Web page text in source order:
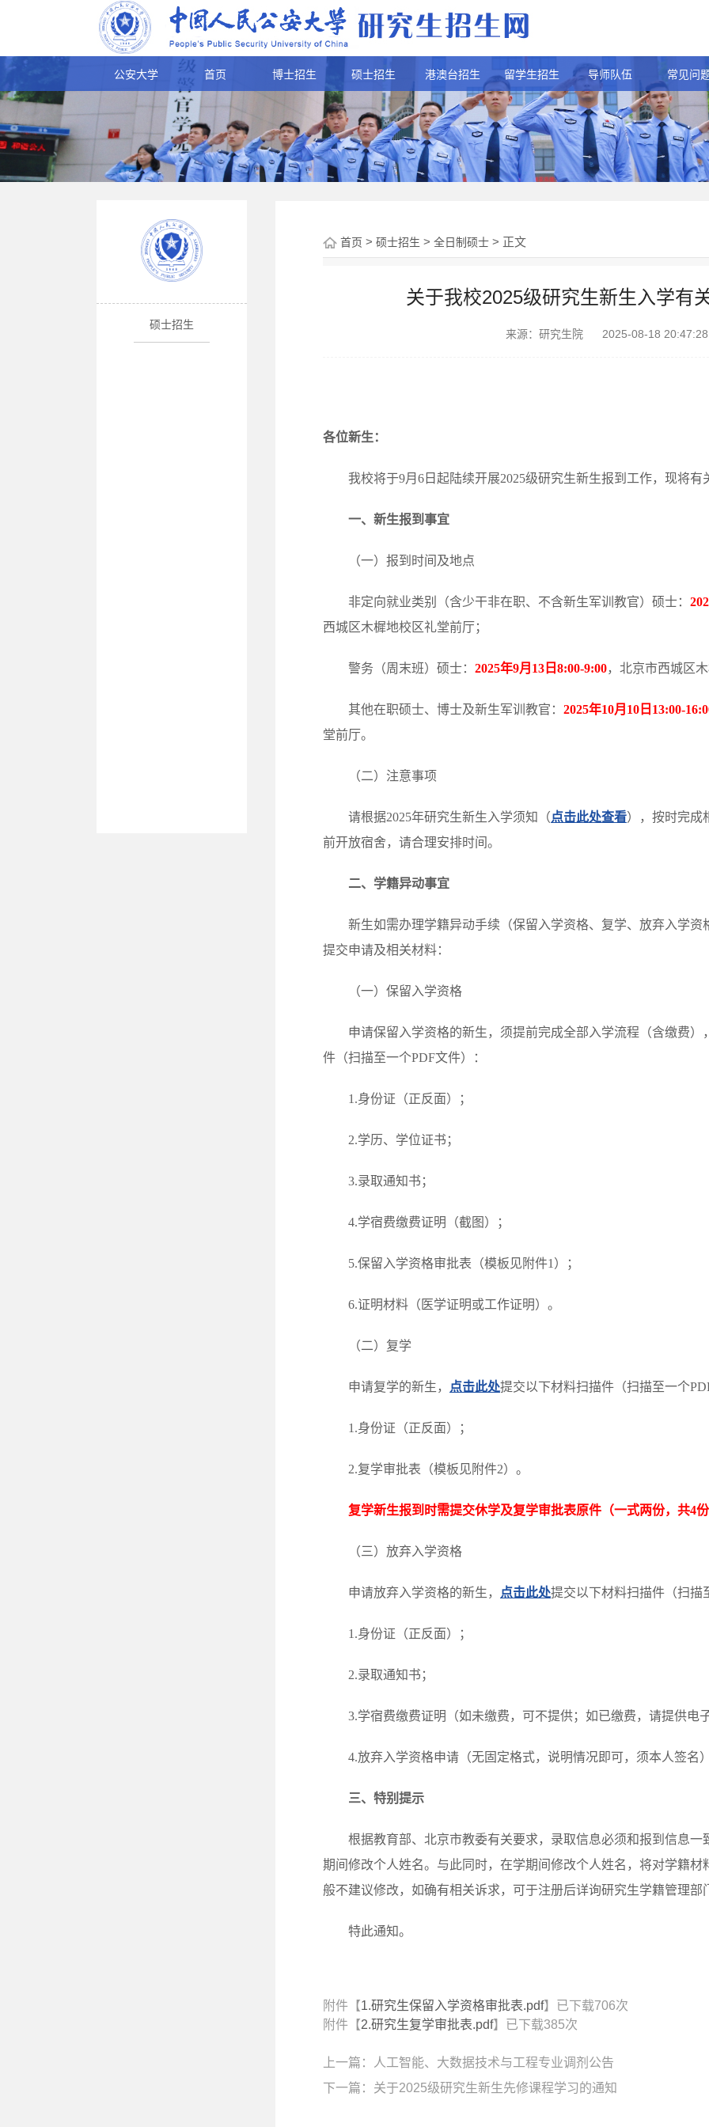
公安大学 首页 博士招生 硕士招生 港澳台招生 留学生招生 导师队伍 常见问
硕士招生
首页 > 硕士招生 > 全日制硕士 > 正文
关于我校2025级研究生新生入学有
来源：研究生院 2025-08-18 20:47:28
各位新生：
我校将于9月6日起陆续开展2025级研究生新生报到工作，现将有
一、新生报到事宜
（一）报到时间及地点
非定向就业类别（含少干非在职、不含新生军训教官）硕士：
西城区木樨地校区礼堂前厅；
警务（周末班）硕士： 2025年9月13日8:00-9:00，北京市西城区
其他在职硕士、博士及新生军训教官： 2025年10月10日13:00-
堂前厅。
（二）注意事项
请根据2025年研究生新生入学须知（点击此处查看），按时完成
前开放宿舍，请合理安排时间。
二、学籍异动事宜
新生如需办理学籍异动手续（保留入学资格、复学、放弃入学资
提交申请及相关材料：
（一）保留入学资格
申请保留入学资格的新生，须提前完成全部入学流程（含缴费）
件（扫描至一个PDF文件）：
1.身份证（正反面）；
2.学历、学位证书；
3.录取通知书；
4.学宿费缴费证明（截图）；
5.保留入学资格审批表（模板见附件1）；
6.证明材料（医学证明或工作证明）。
（二）复学
申请复学的新生， 点击此处提交以下材料扫描件（扫描至一个
1.身份证（正反面）；
2.复学审批表（模板见附件2）。
复学新生报到时需提交休学及复学审批表原件 （一式两份，共4份
（三）放弃入学资格
申请放弃入学资格的新生， 点击此处提交以下材料扫描件（扫描
1.身份证（正反面）；
2.录取通知书；
3.学宿费缴费证明（如未缴费，可不提供；如已缴费，请提供电
4.放弃入学资格申请（无固定格式，说明情况即可，须本人签名）
三、特别提示
根据教育部、北京市教委有关要求，录取信息必须和报到信息一
期间修改个人姓名。与此同时，在学期间修改个人姓名，将对学籍材
般不建议修改，如确有相关诉求，可于注册后详询研究生学籍管理部
特此通知。
附件【1.研究生保留入学资格审批表.pdf】已下载706次
附件【2.研究生复学审批表.pdf】已下载385次
上一篇：
人工智能、大数据技术与工程专业调剂公告
下一篇： 关于2025级研究生新生先修课程学习的通知